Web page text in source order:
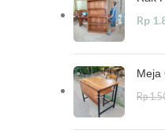
Rp
Meja
Rp